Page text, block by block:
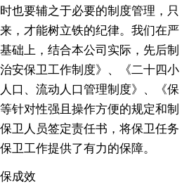
也要辅之于必要的制度管理，只
，才能树立铁的纪律。我们在严
础上，结合本公司实际，先后制
安保卫工作制度》、《二十四小
口、流动人口管理制度》、《保
针对性强且操作方便的规定和制
卫人员签定责任书，将保卫任务
卫工作提供了有力的保障。
成效